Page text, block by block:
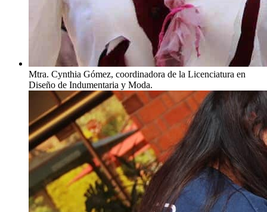
Mtra. Cynthia Gómez, coordinadora de la Licenciatura en
Diseño de Indumentaria y Moda.